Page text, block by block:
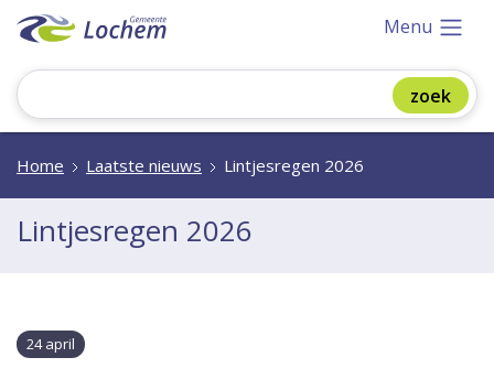
Menu
Home Laatste nieuws Lintjesregen 2026
Lintjesregen 2026
24 april